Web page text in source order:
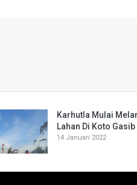
Karhutla Mulai
Lahan Di Koto
14 Januari 2022